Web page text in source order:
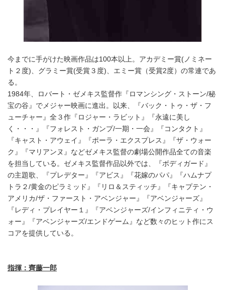
今までに手がけた映画作品は100本以上。アカデミー賞(ノミネー
ト２度)、グラミー賞(受賞３度)、エミー賞（受賞2度）の常連であ
る。
1984年、ロバート・ゼメキス監督作『ロマンシング・ストーン/秘
宝の谷』でメジャー映画に進出。以来、『バック・トゥ・ザ・フ
ューチャー』全３作『ロジャー・ラビット』『永遠に美し
く・・・』『フォレスト・ガンプ/一期・一会』『コンタクト』
『キャスト・アウェイ』『ポーラ・エクスプレス』『ザ・ウォー
ク』『マリアンヌ』などゼメキス監督の劇場公開作品全ての音楽
を担当している。ゼメキス監督作品以外では、『ボディガード』
の主題歌、『プレデター』『アビス』『花嫁のパパ』『ハムナプ
トラ２/黄金のピラミッド』『リロ＆スティッチ』『キャプテン・
アメリカ/ザ・ファースト・アベンジャー』『アベンジャーズ』
『レディ・プレイヤー１』『アベンジャーズ/インフィニティ・ウ
ォー』『アベンジャーズ/エンドゲーム』など数々のヒット作にス
コアを提供している。
指揮：齊藤一郎